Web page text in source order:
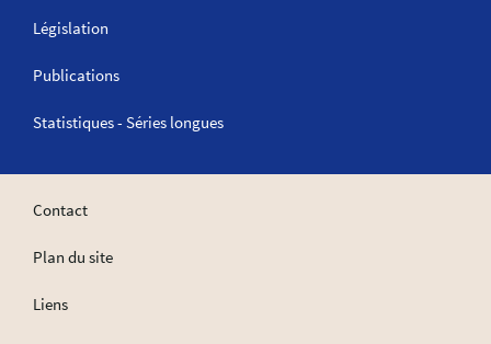
Législation
Publications
Statistiques - Séries longues
Contact
Plan du site
Liens